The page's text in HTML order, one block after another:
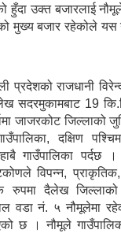
हुँदा उक्त बजारलाई
मुख्य बजार रहेकोले यस
प्रदेशको राजधानी
सदरमुकामबाट 19
जाजरकोट जिल्लाको
दक्षिण
गाउँपालिका
विपन्‍न,
रुपमा दैलेख जिल्लाको
वडा नं. ५ नौमूलेमा
छ । नौमूले